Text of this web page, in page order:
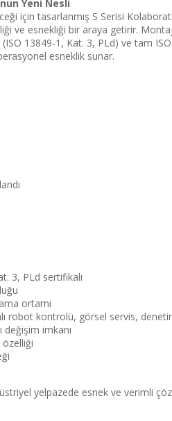
Yeni Nesli
için tasarlanmış S Serisi
ve esnekliği bir araya getirir.
13849-1, Kat. 3, PLd) ve tam
esneklik sunar.
3, PLd sertifikalı
ortamı
robot kontrolü, görsel servis,
değişim imkanı
yelpazede esnek ve verimli